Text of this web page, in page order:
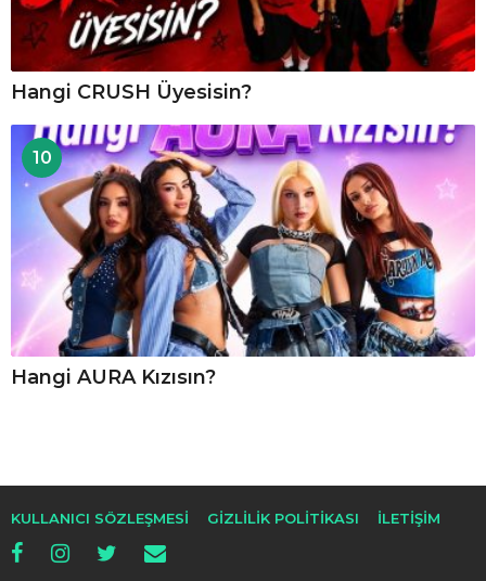
Hangi CRUSH Üyesisin?
10
Hangi AURA Kızısın?
KULLANICI SÖZLEŞMESI GIZLILIK POLITIKASI İLETIŞIM